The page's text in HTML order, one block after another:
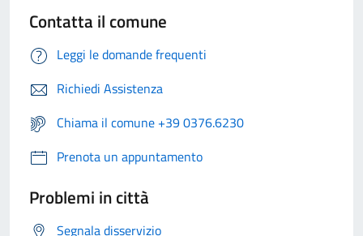
Contatta il comune
Leggi le domande frequenti
Richiedi Assistenza
Chiama il comune +39 0376.6230
Prenota un appuntamento
Problemi in città
Segnala disservizio